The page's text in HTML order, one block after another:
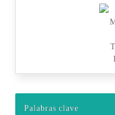
Palabras clave